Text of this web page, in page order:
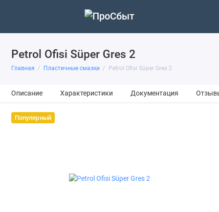
Petrol Ofisi Süper Gres 2
Главная Пластичные смазки Petrol Ofisi Süper Gres 2
Описание Характеристики Документация
Популярный